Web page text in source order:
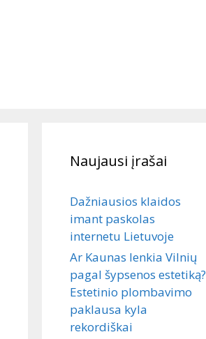
Naujausi įrašai
Dažniausios klaidos
imant paskolas
internetu Lietuvoje
Ar Kaunas lenkia Vilnių
pagal šypsenos estetiką?
Estetinio plombavimo
paklausa kyla
rekordiškai